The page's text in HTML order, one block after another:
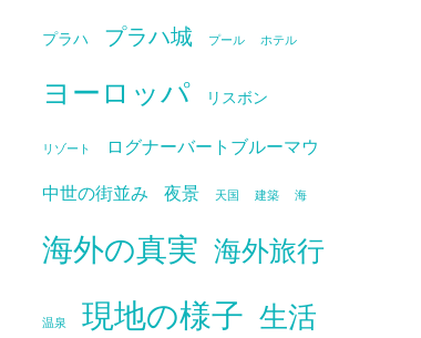
プラハ プラハ城 プール ホテル
ヨーロッパ リスボン
リゾート
ログナーバートブルーマウ
中世の街並み
夜景 天国 建築 海
海外の真実 海外旅行
温泉 現地の様子 生活